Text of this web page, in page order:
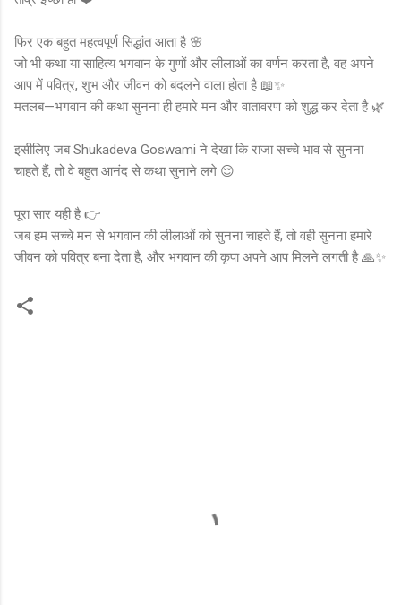
फिर एक बहुत महत्वपूर्ण सिद्धांत आता है 🌸
जो भी कथा या साहित्य भगवान के गुणों और लीलाओं का वर्णन करता है, वह अपने
आप में पवित्र, शुभ और जीवन को बदलने वाला होता है 📖✨
मतलब—भगवान की कथा सुनना ही हमारे मन और वातावरण को शुद्ध कर देता है 🌿
इसीलिए जब Shukadeva Goswami ने देखा कि राजा सच्चे भाव से सुनना
चाहते हैं, तो वे बहुत आनंद से कथा सुनाने लगे 😌
पूरा सार यही है 👉
जब हम सच्चे मन से भगवान की लीलाओं को सुनना चाहते हैं, तो वही सुनना हमारे
जीवन को पवित्र बना देता है, और भगवान की कृपा अपने आप मिलने लगती है 🙏✨